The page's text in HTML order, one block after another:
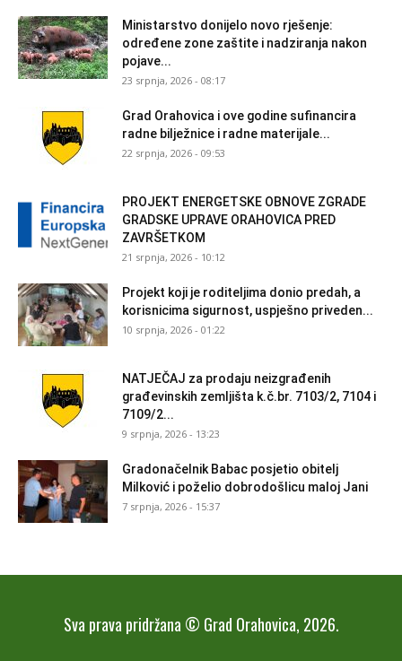
Ministarstvo donijelo novo rješenje:
određene zone zaštite i nadziranja nakon
pojave...
23 srpnja, 2026 - 08:17
Grad Orahovica i ove godine sufinancira
radne bilježnice i radne materijale...
22 srpnja, 2026 - 09:53
PROJEKT ENERGETSKE OBNOVE ZGRADE
GRADSKE UPRAVE ORAHOVICA PRED
ZAVRŠETKOM
21 srpnja, 2026 - 10:12
Projekt koji je roditeljima donio predah, a
korisnicima sigurnost, uspješno priveden...
10 srpnja, 2026 - 01:22
NATJEČAJ za prodaju neizgrađenih
građevinskih zemljišta k.č.br. 7103/2, 7104 i
7109/2...
9 srpnja, 2026 - 13:23
Gradonačelnik Babac posjetio obitelj
Milković i poželio dobrodošlicu maloj Jani
7 srpnja, 2026 - 15:37
Sva prava pridržana © Grad Orahovica, 2026.